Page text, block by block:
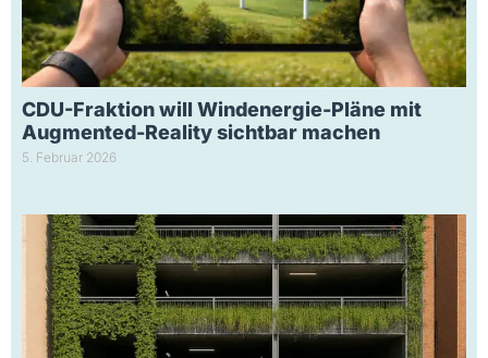
CDU-Fraktion will Windenergie-Pläne mit
Augmented-Reality sichtbar machen
5. Februar 2026